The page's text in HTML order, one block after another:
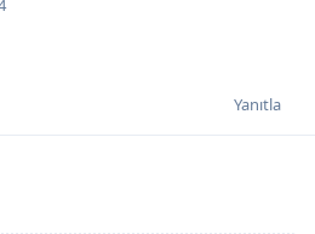
Yanıtla